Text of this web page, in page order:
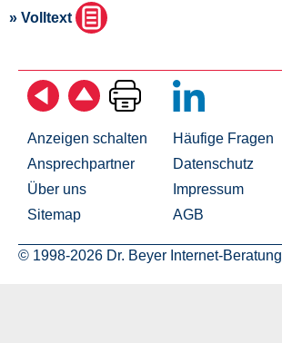
» Volltext
Anzeigen schalten
Ansprechpartner
Über uns
Sitemap
Häufige Fragen
Datenschutz
Impressum
AGB
© 1998-2026 Dr. Beyer Internet-Beratung